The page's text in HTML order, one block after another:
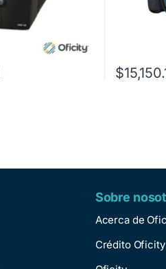
$
Sobre
Acerca de
Crédito Oficity